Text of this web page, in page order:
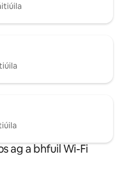
ag a bhfuil Wi-Fi